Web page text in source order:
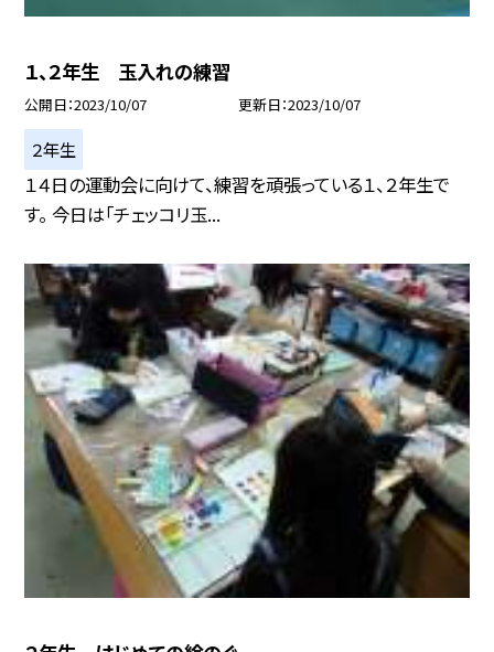
１、２年生 玉入れの練習
公開日 2023/10/07 更新日 2023/10/07
２年生
１４日の運動会に向けて、練習を頑張っている１、２年生で
す。 今日は「チェッコリ玉...